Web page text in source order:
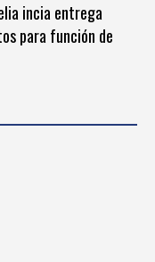
incia entrega
para función de